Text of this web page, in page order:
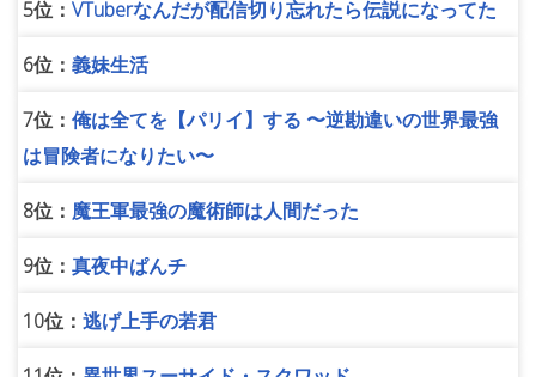
5位： VTuberなんだが配信切り忘れたら伝説になってた
6位： 義妹生活
7位： 俺は全てを【パリイ】する 〜逆勘違いの世界最強
は冒険者になりたい〜
8位： 魔王軍最強の魔術師は人間だった
9位： 真夜中ぱんチ
10位： 逃げ上手の若君